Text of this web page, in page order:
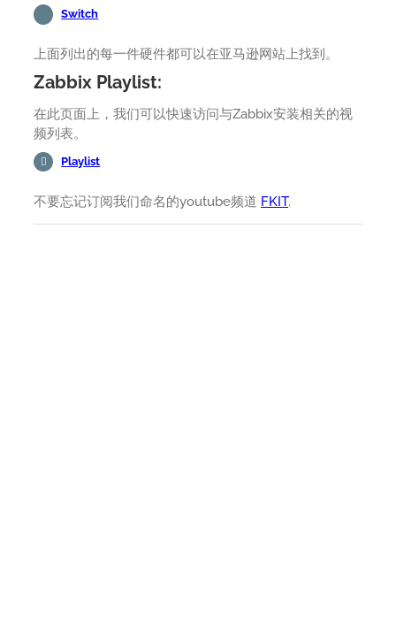
Switch
上面列出的每一件硬件都可以在亚马逊网站上找到。
Zabbix Playlist:
在此页面上，我们可以快速访问与Zabbix安装相关的视
频列表。
Playlist
不要忘记订阅我们命名的youtube频道 FKIT.